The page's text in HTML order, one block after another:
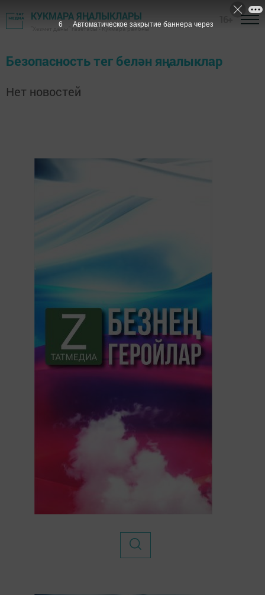
КУКМАРА ЯҢАЛЫКЛАРЫ
"Хезмәт даны" газетасы - Кукмара районы
Безопасность тег белән яңалыклар
Нет новостей
6 Автоматическое закрытие баннера через